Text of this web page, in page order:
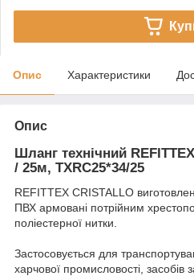
Опис Характеристики
Опис
Шланг технічний
/ 25м, TXRC25*34/25
REFITTEX CRISTALLO
ПВХ армовані потрійним
поліестерної нитки.
Застосовується для
харчової промисловості, засобів